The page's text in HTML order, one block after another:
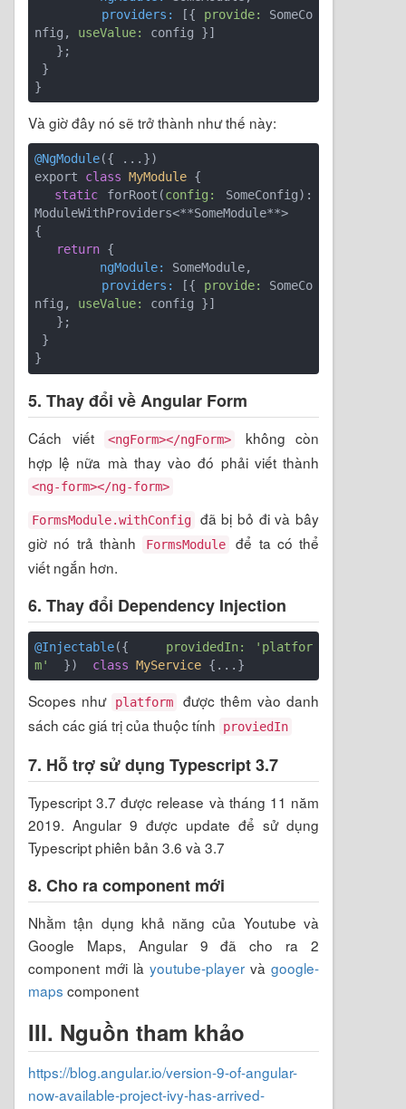
         providers:
[{ provide:
SomeCo
nfig, useValue:
config }]
Và giờ đây nó sẽ trở thành như thế này:
@NgModule({ ...})
export class MyModule {
static forRoot(config:
SomeConfig):
ModuleWithProviders<**SomeModule**>
{
return
         ngModule:
         providers:
[{ provide:
SomeCo
nfig, useValue:
config }]
5. Thay đổi về Angular Form
Cách viết <ngForm></ngForm>
không còn
hợp lệ nữa mà thay vào đó phải viết thành
<ng-form></ng-form>
FormsModule.withConfig
đã bị bỏ đi và bây
giờ nó trả thành
FormsModule
để ta có thể
viết ngắn hơn.
6. Thay đổi Dependency Injection
@Injectable({ providedIn:
'platfor
m'
  })
class MyService {
Scopes như platform
được thêm vào danh
sách các giá trị của thuộc tính
proviedIn
7. Hỗ trợ sử dụng Typescript 3.7
Typescript 3.7 được release và tháng 11 năm
2019. Angular 9 được update để sử dụng
Typescript phiên bản 3.6 và 3.7
8. Cho ra component mới
Nhằm tận dụng khả năng của Youtube và
Google Maps, Angular 9 đã cho ra 2
component mới là youtube-player và google-
maps component
III. Nguồn tham khảo
https://blog.angular.io/version-9-of-angular-
now-available-project-ivy-has-arrived-